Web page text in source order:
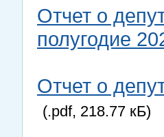
Отчет о
полугодие
Отчет о
(.pdf, 218.77 кБ)